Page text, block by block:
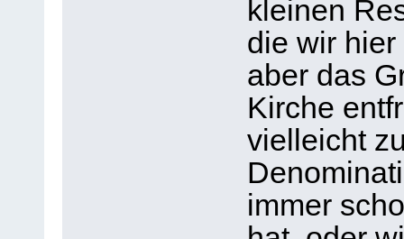
kleinen
die wir
aber das
Kirche
vielleicht
immer